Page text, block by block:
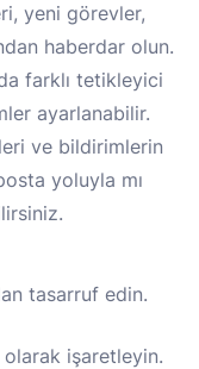
yeni görevler,
haberdar olun.
farklı tetikleyici
ayarlanabilir.
ve bildirimlerin
yoluyla mı
tasarruf edin.
işaretleyin.